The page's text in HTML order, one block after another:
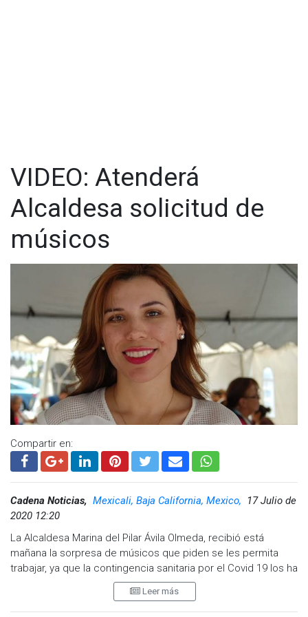
VIDEO: Atenderá
Alcaldesa solicitud de
músicos
Compartir en:
Cadena Noticias, Mexicali, Baja California, Mexico,
17 Julio de
2020 12:20
La Alcaldesa Marina del Pilar Ávila Olmeda, recibió está
mañana la sorpresa de músicos que piden se les permita
trabajar, ya que la contingencia sanitaria por el Covid 19 los ha
dejado fuera de lograr ingresos.
El cierre de comercios y restaurantes afecto directamente el
Leer más